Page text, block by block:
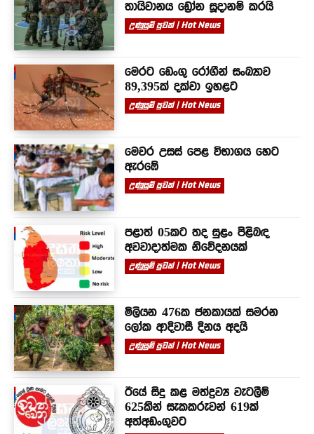
තායිවානය ඩ්‍රෝන සූදානම් කරයි
උණුසුම් පුවත් | Hot News
මෙරට ඩෙංගු රෝගීන් සංඛ්‍යාව
89,395ක් දක්වා ඉහළට
උණුසුම් පුවත් | Hot News
මෙවර උසස් පෙළ විභාගය හෙට
ඇරඹේ
උණුසුම් පුවත් | Hot News
පළාත් 05කට තද සුළං පිළිබඳ
අවවාදාත්මක නිවේදනයක්
උණුසුම් පුවත් | Hot News
මිලියන 476ක ජනකායක් සමරන
ලෝක ආදිවාසී දිනය අදයි
උණුසුම් පුවත් | Hot News
ඊයේ සිදු කළ මත්ද්‍රව්‍ය වැටලීම්
625කින් සැකකරුවන් 619ක්
අත්අඩංගුවට